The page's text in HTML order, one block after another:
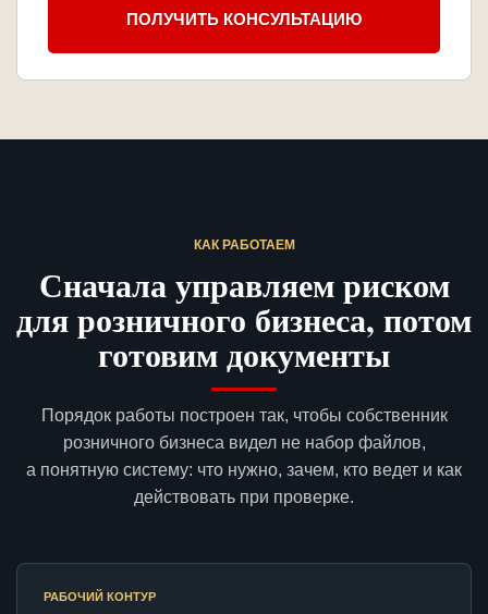
ПОЛУЧИТЬ КОНСУЛЬТАЦИЮ
КАК РАБОТАЕМ
Сначала управляем риском
для розничного бизнеса, потом
готовим документы
Порядок работы построен так, чтобы собственник
розничного бизнеса видел не набор файлов,
а понятную систему: что нужно, зачем, кто ведет и как
действовать при проверке.
РАБОЧИЙ КОНТУР